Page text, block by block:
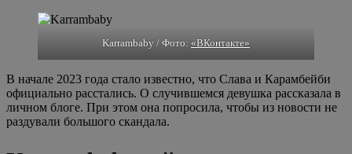
Karrambaby / Фото: «ВКонтакте»
В начале 2023 года стало известно, что Слава и Карамбейби
официально расстались. О случившемся девушка рассказала в
личном блоге. При этом она попросила, чтобы из новости не
раздували большого скандала.